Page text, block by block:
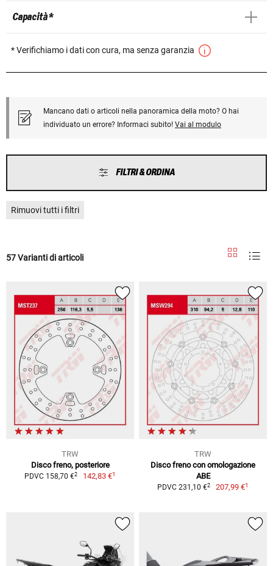
Capacità *
* Verifichiamo i dati con cura, ma senza garanzia
Mancano dati o articoli nella panoramica della moto? O hai
individuato un errore? Informaci subito! Vai al modulo
FILTRI & ORDINA
Rimuovi tutti i filtri
57 Varianti di articoli
TRW
Disco freno, posteriore
PDVC 158,70 €2 142,83 €1
TRW
Disco freno con omologazione
ABE
PDVC 231,10 €2 207,99 €1